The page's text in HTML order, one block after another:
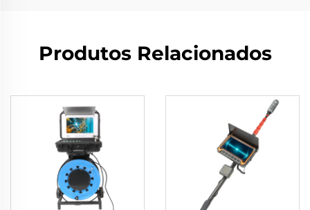
Produtos Relacionados